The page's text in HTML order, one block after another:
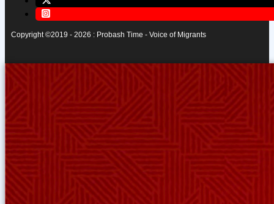
Copyright ©2019 - 2026 : Probash Time - Voice of Migrants